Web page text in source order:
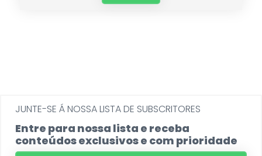
JUNTE-SE Á NOSSA LISTA DE SUBSCRITORES
Entre para nossa lista e receba
conteúdos exclusivos e com prioridade